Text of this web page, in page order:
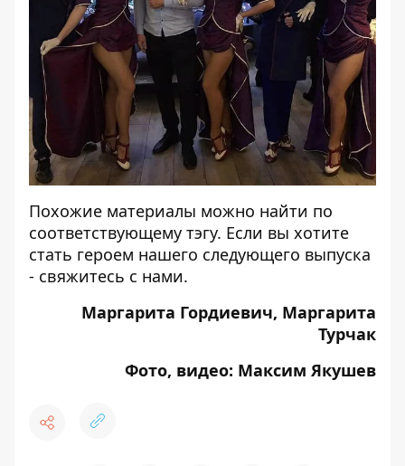
Похожие материалы можно найти по
соответствующему тэгу. Если вы хотите
стать героем нашего следующего выпуска
- свяжитесь с нами.
Маргарита Гордиевич, Маргарита
Турчак
Фото, видео: Максим Якушев